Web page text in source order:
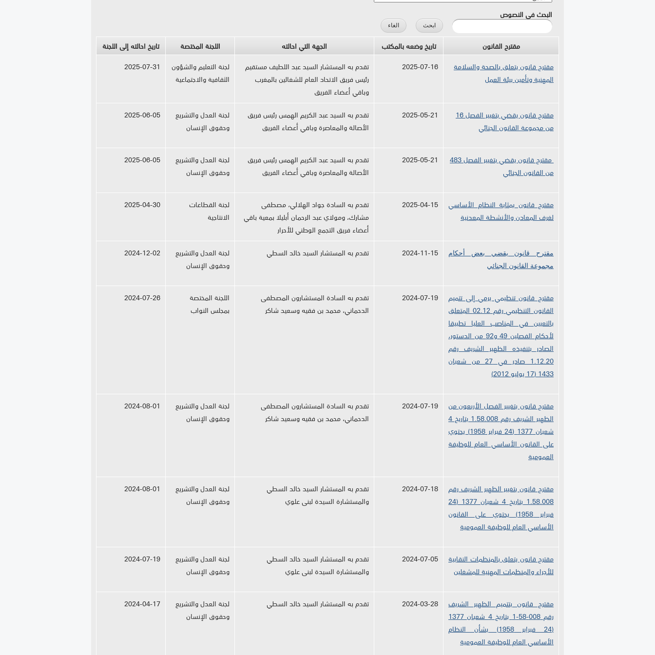
البحث في النصوص
مقترح القانون تاريخ وضعه بالمكتب الجهة التي احالته اللجنة المختصة
تاريخ احالته إلى اللجنة
مقترح قانون يتعلق بالصحة والسلامة
المهنية وتأمين بيئة العمل
2025-07-16
تقدم به المستشار السيد عبد اللطيف مستقيم
رئيس فريق الاتحاد العام للشغالين بالمغرب
وباقي أعضاء الفريق
لجنة التعليم والشؤون
الثقافية والاجتماعية
2025-07-31
مقترح قانون يقضي بتغيير الفصل 16
من مجموعة القانون الجنائي
2025-05-21
تقدم به السيد عبد الكريم الهمس رئيس فريق
الأصالة والمعاصرة وباقي أعضاء الفريق
لجنة العدل والتشريع
وحقوق الإنسان
2025-06-05
مقترح قانون يقضي بتغيير الفصل 483
من القانون الجنائي
2025-05-21
تقدم به السيد عبد الكريم الهمس رئيس فريق
الأصالة والمعاصرة وباقي أعضاء الفريق
لجنة العدل والتشريع
وحقوق الإنسان
2025-06-05
مقترح قانون بمثابة النظام الأساسي
لغرف المعادن والأنشطة المعدنية
2025-04-15
تقدم به السادة جواد الهلالي، مصطفى
مشارك، ومولاي عبد الرحمان أبليلا بمعية باقي
أعضاء فريق التجمع الوطني للأحرار
لجنة القطاعات
الانتاجية
2025-04-30
مقترح قانون يقضي بعض أحكام
مجموعة القانون الجنائي
2024-11-15 تقدم به المستشار السيد خالد السطي
لجنة العدل والتشريع
وحقوق الإنسان
2024-12-02
مقترح قانون تنظيمي يرمي إلى تتميم
القانون التنظيمي رقم 02.12 المتعلق
بالتعيين في المناصب العليا تطبيقا
لأحكام الفصلين 49 و92 من الدستور،
الصادر بتنفيذه الظهير الشريف رقم
1.12.20 صادر في 27 من شعبان
1433 (17 يوليو 2012)
2024-07-19
تقدم به السادة المستشارون المصطفى
الدحماني، محمد بن فقيه وسعيد شاكر
اللجنة المختصة
بمجلس النواب
2024-07-26
مقترح قانون بتغيير الفصل الأربعون من
الظهير الشريف رقم 1.58.008 بتاريخ 4
شعبان 1377 (24 فبراير 1958) يحتوي
على القانون الأساسي العام للوظيفة
العمومية
2024-07-19
تقدم به السادة المستشارون المصطفى
الدحماني، محمد بن فقيه وسعيد شاكر
لجنة العدل والتشريع
وحقوق الإنسان
2024-08-01
مقترح قانون بتغيير الظهير الشريف رقم
1.58.008 بتاريخ 4 شعبان 1377 (24
فبراير 1958) يحتوي على القانون
الأساسي العام للوظيفة العمومية
2024-07-18
تقدم به المستشار السيد خالد السطي
والمستشارة السيدة لبنى علوي
لجنة العدل والتشريع
وحقوق الإنسان
2024-08-01
مقترح قانون يتعلق بالمنظمات النقابية
للأجراء والمنظمات المهنية للمشغلين
2024-07-05
تقدم به المستشار السيد خالد السطي
والمستشارة السيدة لبنى علوي
لجنة العدل والتشريع
وحقوق الإنسان
2024-07-19
مقترح قانون بتتميم الظهير الشريف
رقم 008-58-1 بتاريخ 4 شعبان 1377
(24 فبراير
1958) بشأن النظام
الأساسي العام للوظيفة العمومية
2024-03-28 تقدم به المستشار السيد خالد السطي
لجنة العدل والتشريع
وحقوق الإنسان
2024-04-17